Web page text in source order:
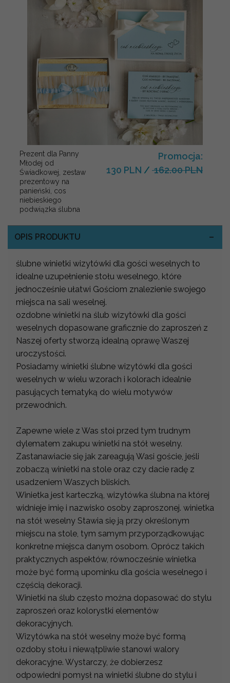
Prezent dla Panny
Młodej od
Świadkowej, zestaw
prezentowy na
panieński, cos
niebieskiego
podwiązka ślubna
Promocja:
130 PLN / 162.00 PLN
OPIS PRODUKTU
ślubne winietki wizytówki dla gości weselnych to
idealne uzupełnienie stołu weselnego, które
jednocześnie ułatwi Gościom znalezienie swojego
miejsca na sali weselnej.
ozdobne winietki na ślub wizytówki dla gości
weselnych dopasowane graficznie do zaproszeń z
Naszej oferty stworzą idealną oprawę Waszej
uroczystości.
Posiadamy winietki ślubne wizytówki dla gości
weselnych w wielu wzorach i kolorach idealnie
pasujących tematyką do wielu motywów
przewodnich.
Zapewne wiele z Was stoi przed tym trudnym
dylematem zakupu winietki na stół weselny.
Zastanawiacie się jak zareagują Wasi goście, jeśli
zobaczą winietki na stole oraz czy dacie radę z
usadzeniem Waszych bliskich.
Winietka jest karteczką, wizytówka ślubna na której
widnieje imię i nazwisko osoby zaproszonej. winietka
na stół weselny Stawia się ją przy określonym
miejscu na stole, tym samym przyporządkowując
konkretne miejsca danym osobom. Oprócz takich
praktycznych aspektów, równocześnie winietka
może być formą upominku dla gościa weselnego i
częścią dekoracji.
Winietki na ślub często można dopasować do stylu
zaproszeń oraz kolorystki elementów
dekoracyjnych.
Wizytówka na stół weselny może być formą
ozdoby stołu i niewątpliwie stanowi walory
dekoracyjne. Wystarczy, że dobierzesz
odpowiedni pomysł na winietki ślubne do stylu i